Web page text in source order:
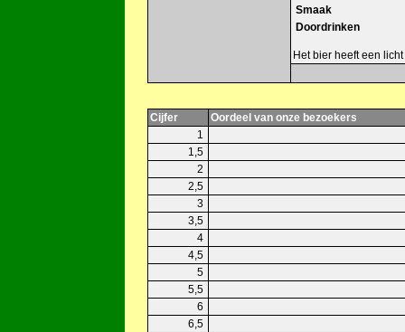
Smaak
Doordrinken
Het bier heeft een
Cijfer
Oordeel van onze bezoekers
1
1,5
2
2,5
3
3,5
4
4,5
5
5,5
6
6,5